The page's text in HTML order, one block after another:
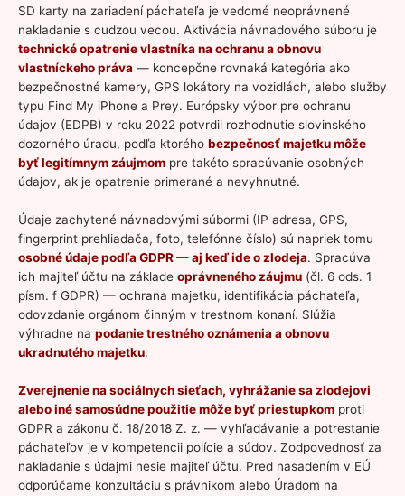
SD karty na zariadení páchateľa je vedomé neoprávnené
nakladanie s cudzou vecou. Aktivácia návnadového súboru je
technické opatrenie vlastníka na ochranu a obnovu
vlastníckeho práva — koncepčne rovnaká kategória ako
bezpečnostné kamery, GPS lokátory na vozidlách, alebo služby
typu Find My iPhone a Prey. Európsky výbor pre ochranu
údajov (EDPB) v roku 2022 potvrdil rozhodnutie slovinského
dozorného úradu, podľa ktorého bezpečnosť majetku môže
byť legitímnym záujmom pre takéto spracúvanie osobných
údajov, ak je opatrenie primerané a nevyhnutné.
Údaje zachytené návnadovými súbormi (IP adresa, GPS,
fingerprint prehliadača, foto, telefónne číslo) sú napriek tomu
osobné údaje podľa GDPR — aj keď ide o zlodeja. Spracúva
ich majiteľ účtu na základe oprávneného záujmu (čl. 6 ods. 1
písm. f GDPR) — ochrana majetku, identifikácia páchateľa,
odovzdanie orgánom činným v trestnom konaní. Slúžia
výhradne na podanie trestného oznámenia a obnovu
ukradnutého majetku.
Zverejnenie na sociálnych sieťach, vyhrážanie sa zlodejovi
alebo iné samosúdne použitie môže byť priestupkom proti
GDPR a zákonu č. 18/2018 Z. z. — vyhľadávanie a potrestanie
páchateľov je v kompetencii polície a súdov. Zodpovednosť za
nakladanie s údajmi nesie majiteľ účtu. Pred nasadením v EÚ
odporúčame konzultáciu s právnikom alebo Úradom na